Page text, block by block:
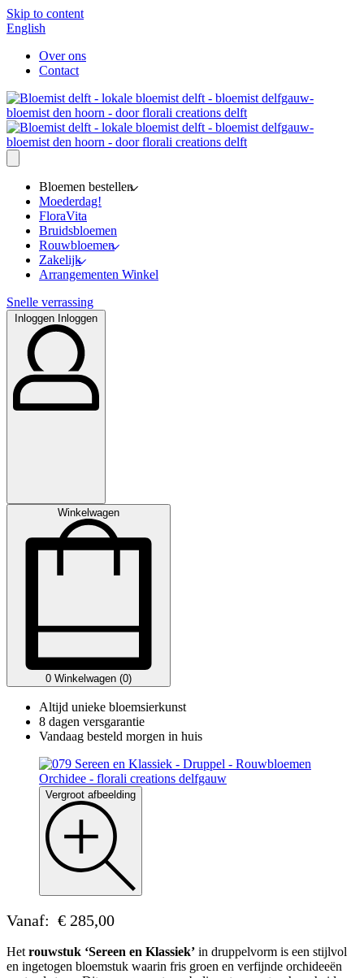
Skip to content
English
Over ons
Contact
Bloemen bestellen
Moederdag!
FloraVita
Bruidsbloemen
Rouwbloemen
Zakelijk
Arrangementen Winkel
Snelle verrassing
Inloggen Inloggen
Winkelwagen
0 Winkelwagen (0)
Altijd unieke bloemsierkunst
8 dagen versgarantie
Vandaag besteld morgen in huis
Vergroot afbeelding
Vanaf: € 285,00
Het rouwstuk ‘Sereen en Klassiek’ in druppelvorm is een stijlvol
en ingetogen bloemstuk waarin fris groen en verfijnde orchideeën